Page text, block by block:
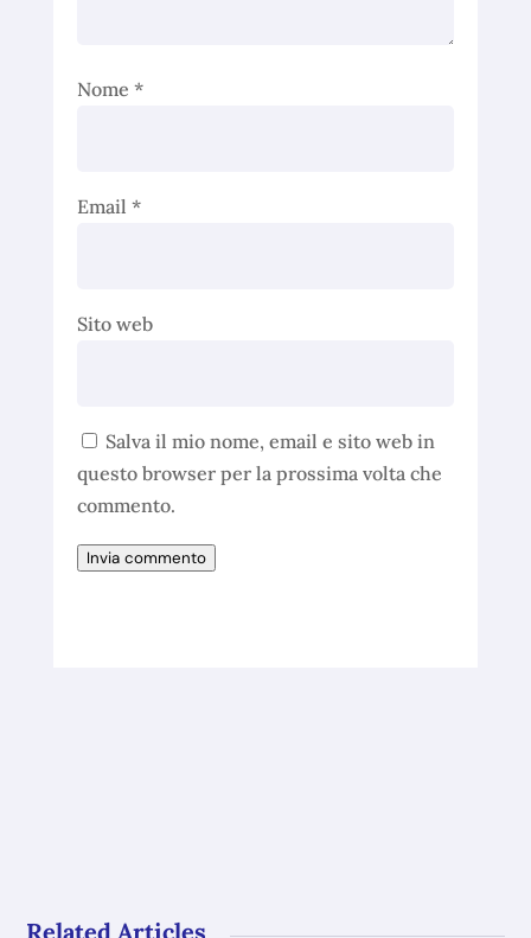
Nome *
Email *
Sito web
Salva il mio nome, email e sito web in
questo browser per la prossima volta che
commento.
Invia commento
Related Articles